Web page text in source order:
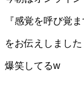
『感覚を呼び覚ま
をお伝えしました
爆笑してるw